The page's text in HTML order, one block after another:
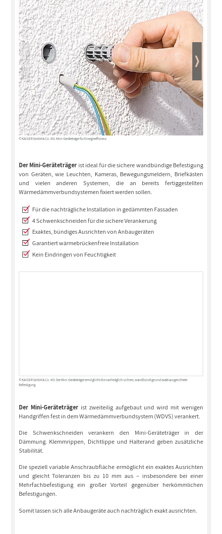
© KAISER GmbH & Co. KG: Mini-Geräteträger für Energieeffizienz
Der Mini-Geräteträger ist ideal für die sichere wandbündige Befestigung
von Geräten, wie Leuchten, Kameras, Bewegungsmeldern, Briefkästen
und vielen anderen Systemen, die an bereits fertiggestellten
Wärmedämmverbundsystemen fixiert werden sollen.
Für die nachträgliche Installation in gedämmten Fassaden
4 Schwenkschneiden für die sichere Verankerung
Exaktes, bündiges Ausrichten von Anbaugeräten
Garantiert wärmebrückenfreie Installation
Kein Eindringen von Feuchtigkeit
© KAISER GmbH & Co. KG: Der Mini-Geräteträger ermöglicht die nachträglich sichere, wandbündige und exakt ausgerichtete
Befestigung.
Der Mini-Geräteträger ist zweiteilig aufgebaut und wird mit wenigen
Handgriffen fest in dem Wärmedämmverbundsystem (WDVS) verankert.
Die Schwenkschneiden verankern den Mini-Geräteträger in der
Dämmung. Klemmrippen, Dichtlippe und Halterand geben zusätzliche
Stabilität.
Die speziell variable Anschraubfläche ermöglicht ein exaktes Ausrichten
und gleicht Toleranzen bis zu 10 mm aus – insbesondere bei einer
Mehrfachbefestigung ein großer Vorteil gegenüber herkömmlichen
Befestigungen.
Somit lassen sich alle Anbaugeräte auch nachträglich exakt ausrichten.